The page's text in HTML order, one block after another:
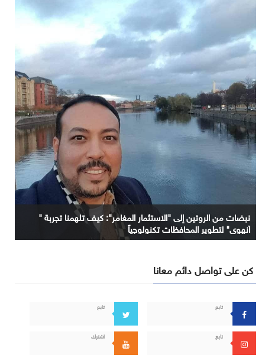
نبضات من الروتين إلى "الاستثمار المغامر": كيف تلهمنا تجربة "
آنهوي" لتطوير المحافظات تكنولوجياً
كن على تواصل دائم معانا
تابع تابع
تابع اشترك